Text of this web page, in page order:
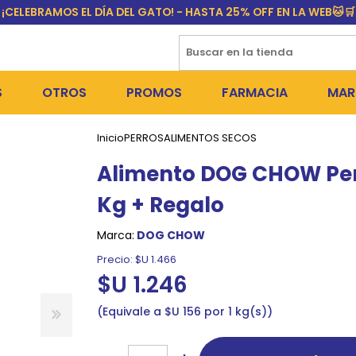
¡CELEBRAMOS EL DÍA DEL GATO! - HASTA 25% OFF EN LA WEB🐱🛒
HÚMEDOS Y SNACKS
Y BEBEDEROS
Y RASCADORES
Y ACCESORIOS
OTROS PROMOS
GATOS
OUTLET
FARMACIA
PULGUICIDAS Y
InicioPERROSALIMENTOS SECOS
Alimento DOG CHOW
Kg + Regalo
Marca: DOG CHOW
Precio: $U 1.466
$U 1.246
Equivale a $U 156 por 1 kg(s)